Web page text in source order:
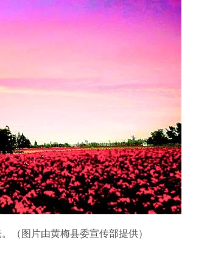
（图片由黄梅县委宣传部提供）